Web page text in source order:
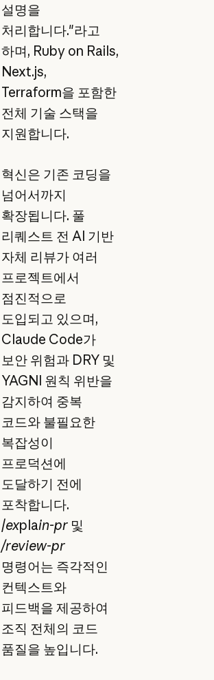
설명을
처리합니다."라고
하며, Ruby on Rails,
Next.js,
Terraform을 포함한
전체 기술 스택을
지원합니다.
혁신은 기존 코딩을
넘어서까지
확장됩니다. 풀
리퀘스트 전 AI 기반
자체 리뷰가 여러
프로젝트에서
점진적으로
도입되고 있으며,
Claude Code가
보안 위험과 DRY 및
YAGNI 원칙 위반을
감지하여 중복
코드와 불필요한
복잡성이
프로덕션에
도달하기 전에
포착합니다.
/explain-pr및
/review-pr
명령어는 즉각적인
컨텍스트와
피드백을 제공하여
조직 전체의 코드
품질을 높입니다.